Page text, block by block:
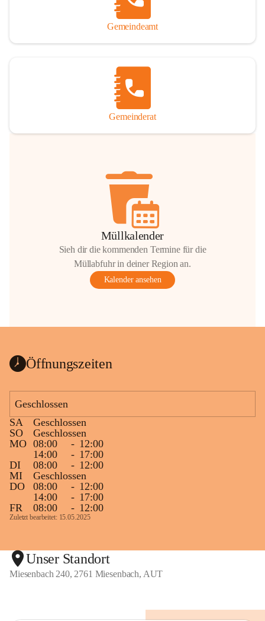
Gemeindeamt
Gemeinderat
Müllkalender
Sieh dir die kommenden Termine für die
Müllabfuhr in deiner Region an.
Kalender ansehen
Öffnungszeiten
Geschlossen
SA
Geschlossen
SO
Geschlossen
MO 08:00 - 12:00
14:00
- 17:00
DI
08:00 - 12:00
MI
Geschlossen
DO
08:00 - 12:00
14:00
- 17:00
FR
08:00 - 12:00
Zuletzt bearbeitet: 15.05.2025
Unser Standort
Miesenbach 240, 2761 Miesenbach, AUT